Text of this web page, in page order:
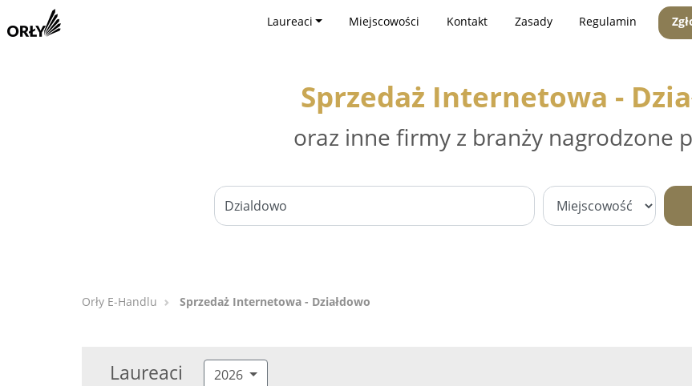
Laureaci Miejscowości Kontakt Zasady Regulamin
Sprzedaż Internetowa -
oraz inne firmy z branży nagrodzone
Orły E-Handlu Sprzedaż Internetowa - Działdowo
Laureaci 2026